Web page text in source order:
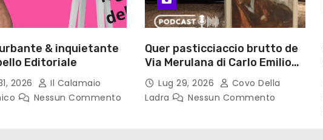
& inquietante
Editoriale
2026
Il Calamaio
Nessun Commento
Quer pasticciaccio brutto de
Via Merulana di Carlo Emilio
Gadda – Pollicino. Briciole di
lettura
Lug 29, 2026
Covo Della
Ladra
Nessun Commento